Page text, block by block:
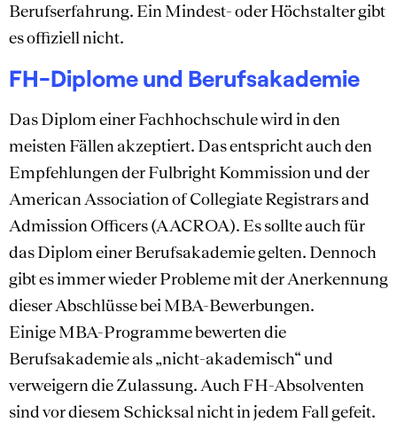
Berufserfahrung. Ein Mindest- oder Höchstalter gibt
es offiziell nicht.
FH-Diplome und Berufsakademie
Das Diplom einer Fachhochschule wird in den
meisten Fällen akzeptiert. Das entspricht auch den
Empfehlungen der Fulbright Kommission und der
American Association of Collegiate Registrars and
Admission Officers (AACROA). Es sollte auch für
das Diplom einer Berufsakademie gelten. Dennoch
gibt es immer wieder Probleme mit der Anerkennung
dieser Abschlüsse bei MBA-Bewerbungen.
Einige MBA-Programme bewerten die
Berufsakademie als „nicht-akademisch“ und
verweigern die Zulassung. Auch FH-Absolventen
sind vor diesem Schicksal nicht in jedem Fall gefeit.